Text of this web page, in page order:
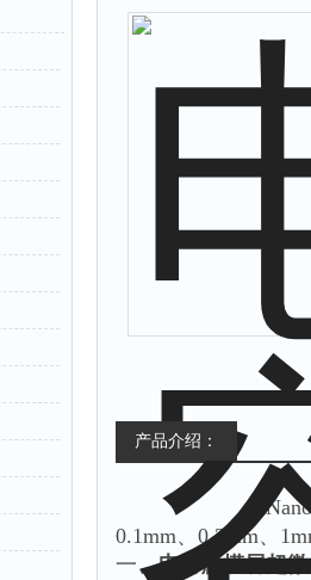
产品介绍：
0.1mm、 0.2mm、
一、电容触摸屏超